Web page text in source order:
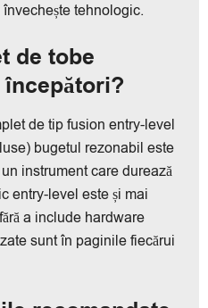
tehnologic.
de tobe
de tip fusion entry-level
bugetul rezonabil este
instrument care durează
entry-level este și mai
a include hardware
sunt în paginile fiecărui